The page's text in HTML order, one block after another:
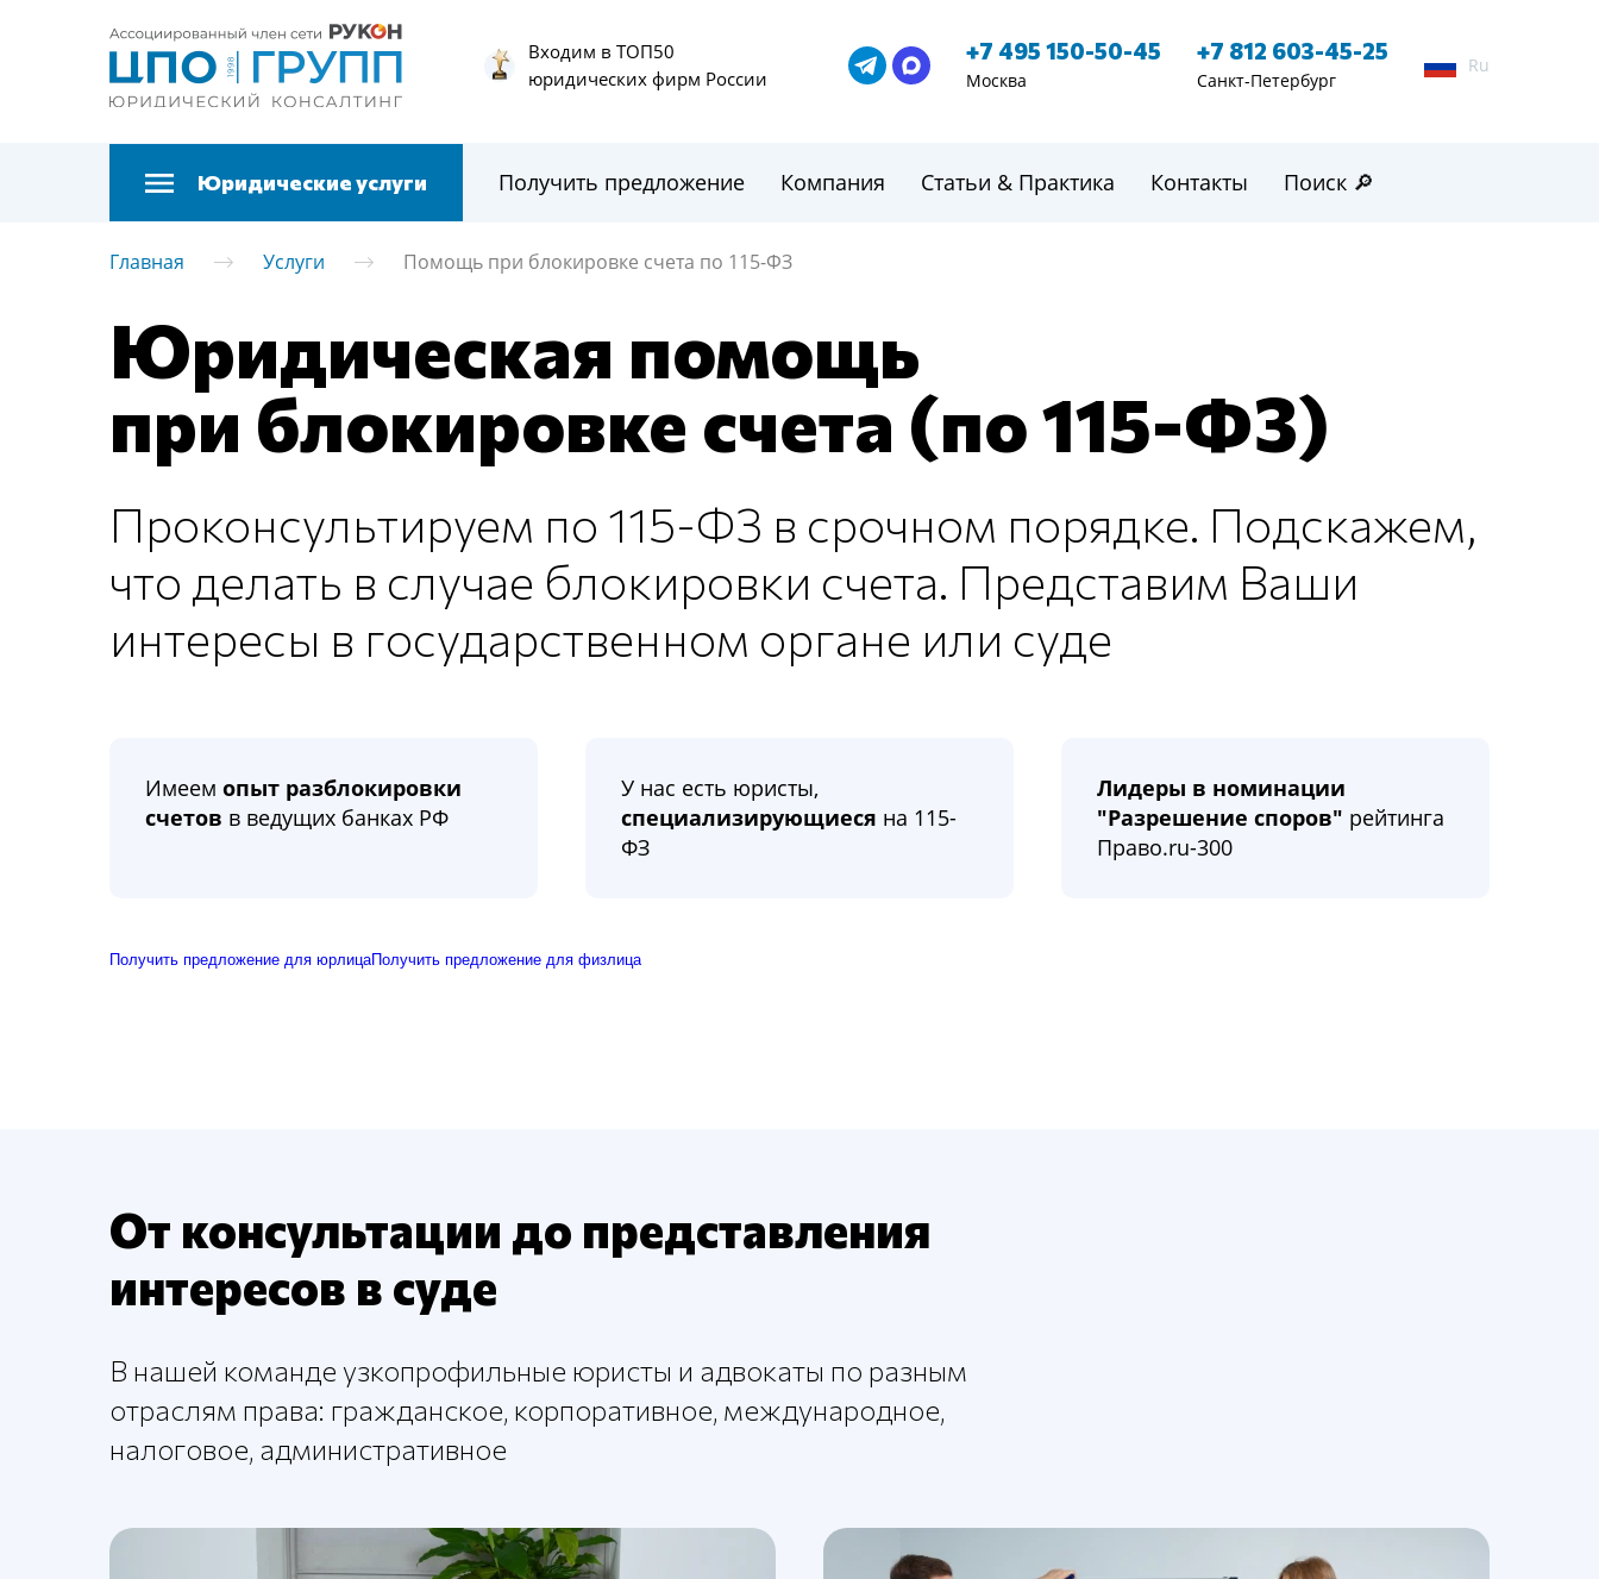
Входим в ТОП50
юридических фирм России
+7 495 150-50-45
Москва
+7 812 603-45-25
Санкт-Петербург
Ru
Юридические услуги Получить предложение Компания Статьи & Практика Контакты Поиск 🔎
Главная Услуги Помощь при блокировке счета по 115-ФЗ
Юридическая помощь
при блокировке счета (по 115-ФЗ)
Проконсультируем по 115-ФЗ в срочном порядке. Подскажем,
что делать в случае блокировки счета. Представим Ваши
интересы в государственном органе или суде
Имеем опыт разблокировки
счетов в ведущих банках РФ
У нас есть юристы,
специализирующиеся на 115-
ФЗ
Лидеры в номинации
"Разрешение споров" рейтинга
Право.ru-300
Получить предложение для юрлицаПолучить предложение для физлица
От консультации до представления
интересов в суде
В нашей команде узкопрофильные юристы и адвокаты по разным
отраслям права: гражданское, корпоративное, международное,
налоговое, административное